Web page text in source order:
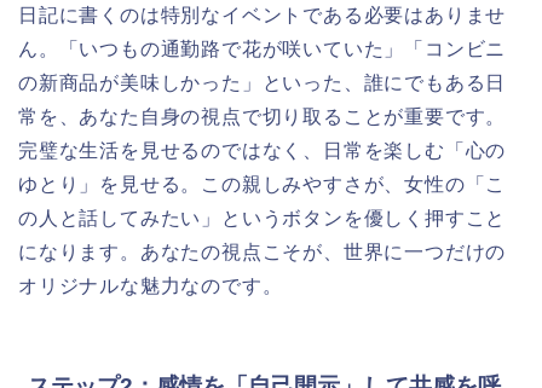
日記に書くのは特別なイベントである必要はありませ
ん。「いつもの通勤路で花が咲いていた」「コンビニ
の新商品が美味しかった」といった、誰にでもある日
常を、あなた自身の視点で切り取ることが重要です。
完璧な生活を見せるのではなく、日常を楽しむ「心の
ゆとり」を見せる。この親しみやすさが、女性の「こ
の人と話してみたい」というボタンを優しく押すこと
になります。あなたの視点こそが、世界に一つだけの
オリジナルな魅力なのです。